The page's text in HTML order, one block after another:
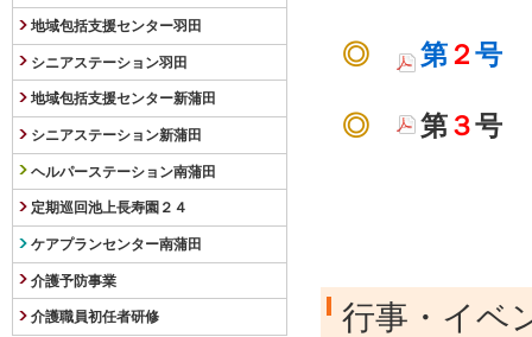
◎ 第 ２ 号
◎ 第 ３号
行事・イベ
地域包括支援センター羽田
シニアステーション羽田
地域包括支援センター新蒲田
シニアステーション新蒲田
ヘルパーステーション南蒲田
定期巡回池上長寿園２４
ケアプランセンター南蒲田
介護予防事業
介護職員初任者研修